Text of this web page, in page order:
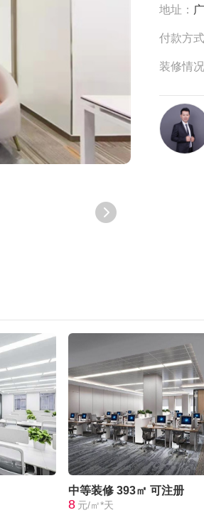
地址：
付款方式
装修情况
中等装修 393㎡ 可注册
8 元/㎡*天